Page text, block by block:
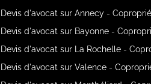
Devis d'avocat sur Annecy -
Devis d'avocat sur Bayonne -
Devis d'avocat sur La Rochelle -
Devis d'avocat sur Valence -